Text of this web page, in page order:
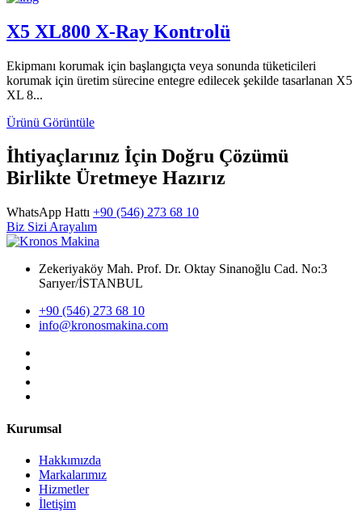
X5 XL800 X-Ray Kontrolü
Ekipmanı korumak için başlangıçta veya sonunda tüketicileri
korumak için üretim sürecine entegre edilecek şekilde tasarlanan X5
XL 8...
Ürünü Görüntüle
İhtiyaçlarınız İçin Doğru Çözümü
Birlikte Üretmeye Hazırız
WhatsApp Hattı +90 (546) 273 68 10
Biz Sizi Arayalım
Zekeriyaköy Mah. Prof. Dr. Oktay Sinanoğlu Cad. No:3
Sarıyer/İSTANBUL
+90 (546) 273 68 10
info@kronosmakina.com
Kurumsal
Hakkımızda
Markalarımız
Hizmetler
İletişim